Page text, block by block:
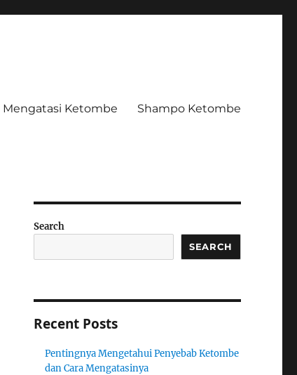
Mengatasi Ketombe Shampo Ketombe
Search
SEARCH
Recent Posts
Pentingnya Mengetahui Penyebab Ketombe
dan Cara Mengatasinya